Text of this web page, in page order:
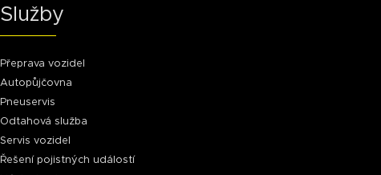
Služby
Přeprava vozidel
Autopůjčovna
Pneuservis
Odtahová služba
Servis vozidel
Řešení pojistných událostí